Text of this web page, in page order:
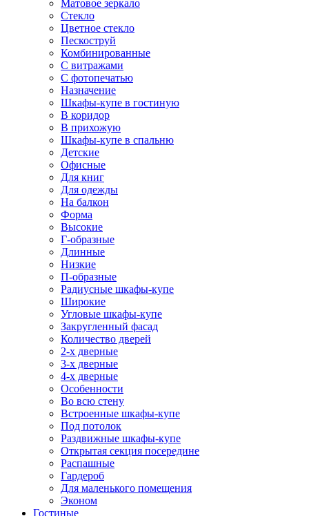
Матовое зеркало
Стекло
Цветное стекло
Пескоструй
Комбинированные
С витражами
С фотопечатью
Назначение
Шкафы-купе в гостиную
В коридор
В прихожую
Шкафы-купе в спальню
Детские
Офисные
Для книг
Для одежды
На балкон
Форма
Высокие
Г-образные
Длинные
Низкие
П-образные
Радиусные шкафы-купе
Широкие
Угловые шкафы-купе
Закругленный фасад
Количество дверей
2-х дверные
3-х дверные
4-х дверные
Особенности
Во всю стену
Встроенные шкафы-купе
Под потолок
Раздвижные шкафы-купе
Открытая секция посередине
Распашные
Гардероб
Для маленького помещения
Эконом
Гостиные